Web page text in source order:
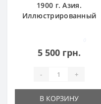
1900 г. Азия.
Иллюстрированный
5 500 грн.
- +
В КОРЗИНУ